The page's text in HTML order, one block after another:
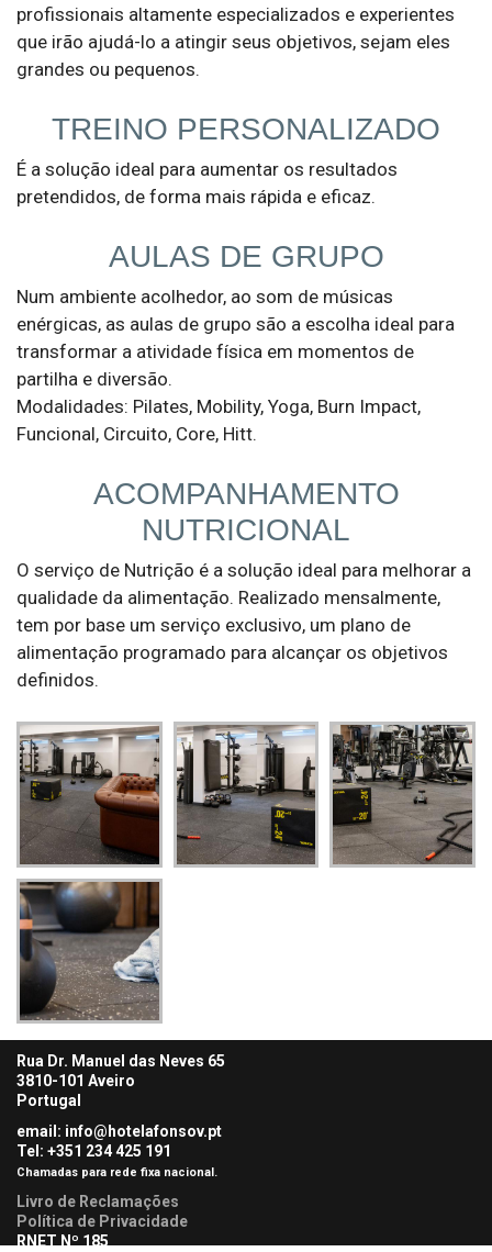
profissionais altamente especializados e experientes
que irão ajudá-lo a atingir seus objetivos, sejam eles
grandes ou pequenos.
TREINO PERSONALIZADO
É a solução ideal para aumentar os resultados
pretendidos, de forma mais rápida e eficaz.
AULAS DE GRUPO
Num ambiente acolhedor, ao som de músicas
enérgicas, as aulas de grupo são a escolha ideal para
transformar a atividade física em momentos de
partilha e diversão.
Modalidades: Pilates, Mobility, Yoga, Burn Impact,
Funcional, Circuito, Core, Hitt.
ACOMPANHAMENTO
NUTRICIONAL
O serviço de Nutrição é a solução ideal para melhorar a
qualidade da alimentação. Realizado mensalmente,
tem por base um serviço exclusivo, um plano de
alimentação programado para alcançar os objetivos
definidos.
Rua Dr. Manuel das Neves 65
3810-101 Aveiro
Portugal
email: info@hotelafonsov.pt
Tel: +351 234 425 191
Chamadas para rede fixa nacional.
Livro de Reclamações
Política de Privacidade
RNET Nº 185